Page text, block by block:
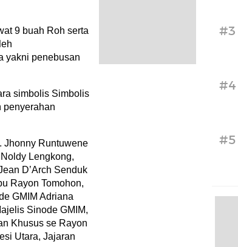
9 buah Roh serta
yakni penebusan
simbolis Simbolis
penyerahan
Jhonny Runtuwene
Lengkong,
D’Arch Senduk
Rayon Tomohon,
GMIM Adriana
Sinode GMIM,
Khusus se Rayon
Utara, Jajaran
#3
#4
#5